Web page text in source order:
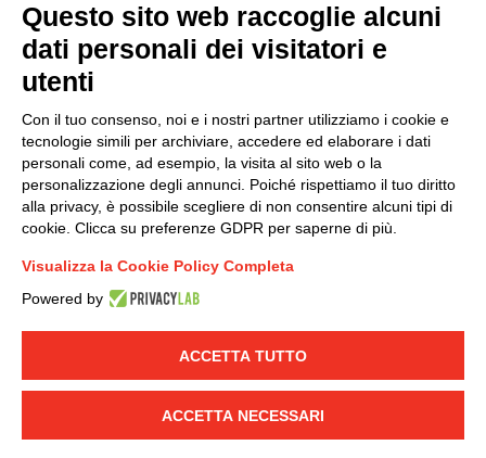
LINKEDIN YOUTUBE
© 2019 - DKC Europe - -
Cookie-Yourbiz
Modello organizzativo, gestione e controllo – D. lgs.
231/2001
Condizioni generali di vendita DKC Power Solutions
Condizioni generali di acquisto
Codice etico
Questo sito web raccoglie alcuni
dati personali dei visitatori e
utenti
Con il tuo consenso, noi e i nostri partner utilizziamo i cookie e
tecnologie simili per archiviare, accedere ed elaborare i dati
personali come, ad esempio, la visita al sito web o la
personalizzazione degli annunci. Poiché rispettiamo il tuo diritto
alla privacy, è possibile scegliere di non consentire alcuni tipi di
cookie. Clicca su preferenze GDPR per saperne di più.
Visualizza la Cookie Policy Completa
Powered by
ACCETTA TUTTO
ACCETTA NECESSARI